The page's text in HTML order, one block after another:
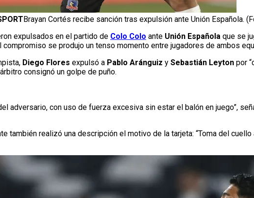
Brayan Cortés recibe sanción tras expulsión ante Unión Española.
expulsados en el partido de Colo Colo ante Unión Española que se
se produjo un tenso momento entre jugadores de ambos
Diego Flores expulsó a Pablo Aránguiz y Sebastián Leyton por
consignó un golpe de puño.
adversario, con uso de fuerza excesiva sin estar el balón en juego”,
también realizó una descripción el motivo de la tarjeta: “Toma del